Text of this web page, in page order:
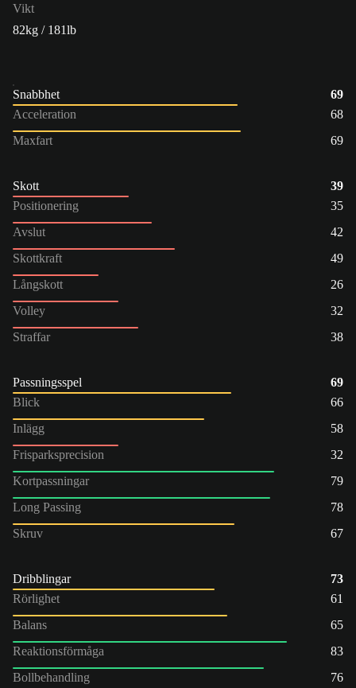
Vikt
82kg / 181lb
Snabbhet
69
Acceleration
68
Maxfart
69
Skott
39
Positionering
35
Avslut
42
Skottkraft
49
Långskott
26
Volley
32
Straffar
38
Passningsspel
69
Blick
66
Inlägg
58
Frisparksprecision
32
Kortpassningar
79
Long Passing
78
Skruv
67
Dribblingar
73
Rörlighet
61
Balans
65
Reaktionsförmåga
83
Bollbehandling
76